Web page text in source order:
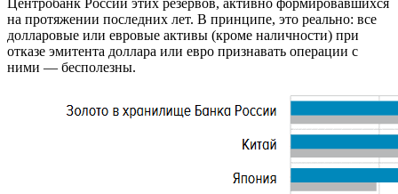
Центробанк России этих резервов, активно формировавшихся
на протяжении последних лет. В принципе, это реально: все
долларовые или евровые активы (кроме наличности) при
отказе эмитента доллара или евро признавать операции с
ними — бесполезны.